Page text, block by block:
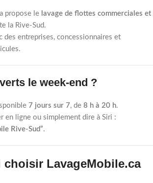
propose le lavage de flottes commerciales et
la Rive-Sud.
des entreprises, concessionnaires et
le week-end ?
7 jours sur 7, de 8 h à 20 h.
en ligne ou simplement dire à Siri :
Rive-Sud”.
choisir LavageMobile.ca